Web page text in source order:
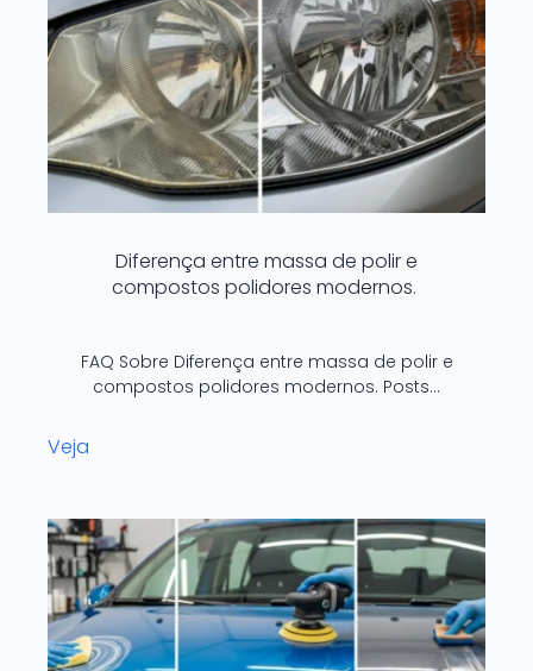
Diferença entre massa de polir e
compostos polidores modernos.
FAQ Sobre Diferença entre massa de polir e
compostos polidores modernos. Posts…
Veja